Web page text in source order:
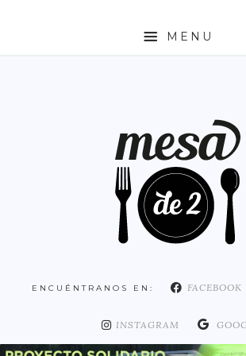
MENU
COMUNIDAD DE MADRID
DISTRITO ARGANZUELA
DISTRITO CHAMARTÍN
ENCUÉNTRANOS EN: FACEBOOK
INSTAGRAM